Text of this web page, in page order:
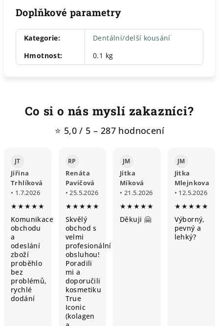
Doplňkové parametry
Kategorie:
Dentální/delší kousání
Hmotnost: 0.1 kg
Co si o nás myslí zakazníci?
⭐ 5,0 / 5 – 287 hodnocení
JT
Jiřina
Trhlíková
• 1.7.2026
★★★★★
Komunikace
obchodu
a
odeslání
zboží
proběhlo
bez
problémů,
rychlé
dodání
RP
Renáta
Pavičová
• 25.5.2026
★★★★★
Skvělý
obchod s
velmi
profesionální
obsluhou!
Poradili
mi a
doporučili
kosmetiku
True
Iconic
(kolagen
JM
Jitka
Míková
• 21.5.2026
★★★★★
Děkuji 🤗
JM
Jitka
Mlejnkova
• 12.5.2026
★★★★★
Výborný,
pevný a
lehký?